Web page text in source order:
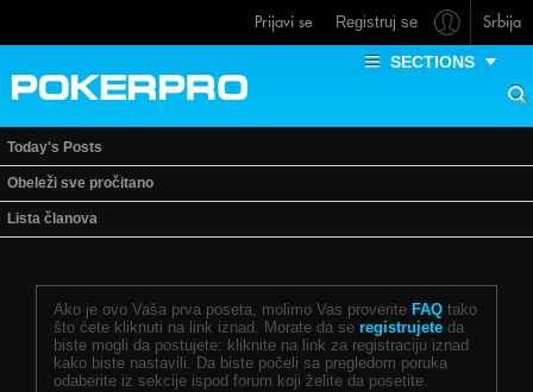
Prijavi se Registruj se Srbija
SECTIONS
Today's Posts
Obeleži sve pročitano
Lista članova
Ako je ovo Vaša prva poseta, molimo Vas proverite FAQ tako
što ćete kliknuti na link iznad. Morate da se registrujete da
biste mogli da postujete: kliknite na link za registraciju iznad
kako biste nastavili. Da biste počeli sa pregledom poruka
odaberite iz sekcije ispod forum koji želite da posetite.